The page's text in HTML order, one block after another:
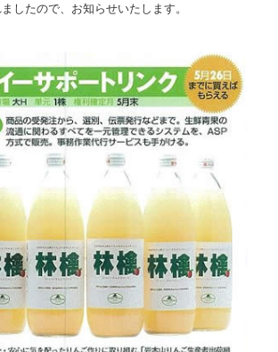
したので、お知らせいたします。